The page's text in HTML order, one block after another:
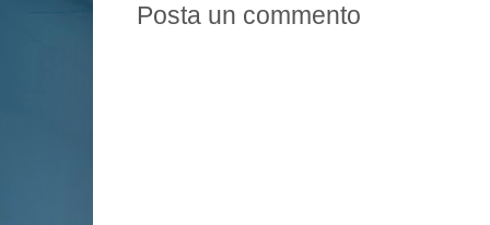
Posta un commento